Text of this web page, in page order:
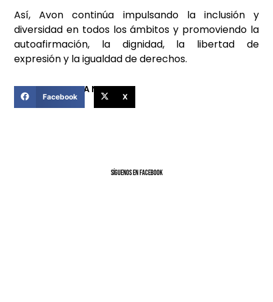
Así, Avon continúa impulsando la inclusión y
diversidad en todos los ámbitos y promoviendo la
autoafirmación, la dignidad, la libertad de
expresión y la igualdad de derechos.
COMPARTIR ESTA NOTICIA
Facebook X
SíGUENOS EN FACEBOOK